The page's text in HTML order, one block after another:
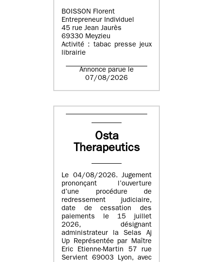
BOISSON Florent
Entrepreneur Individuel
45 rue Jean Jaurès
69330 Meyzieu
Activité : tabac presse jeux
librairie
Annonce parue le
07/08/2026
Osta
Therapeutics
Le 04/08/2026. Jugement
prononçant l’ouverture
d’une procédure de
redressement judiciaire,
date de cessation des
paiements le 15 juillet
2026, désignant
administrateur la Selas Aj
Up Représentée par Maître
Eric Etienne-Martin 57 rue
Servient 69003 Lyon, avec